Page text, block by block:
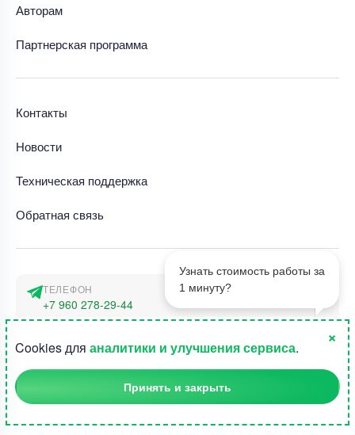
1
Узнать стоимость работы за
1 минуту?
Авторам
Партнерская программа
Контакты
Новости
Техническая поддержка
Обратная связь
ТЕЛЕФОН
+7 960 278-29-44
г. Москва, наб. Тараса Шевченко 23а
©2015-2026, Студландия -
Cookies для аналитики и улучшения сервиса.
×
Принять и закрыть